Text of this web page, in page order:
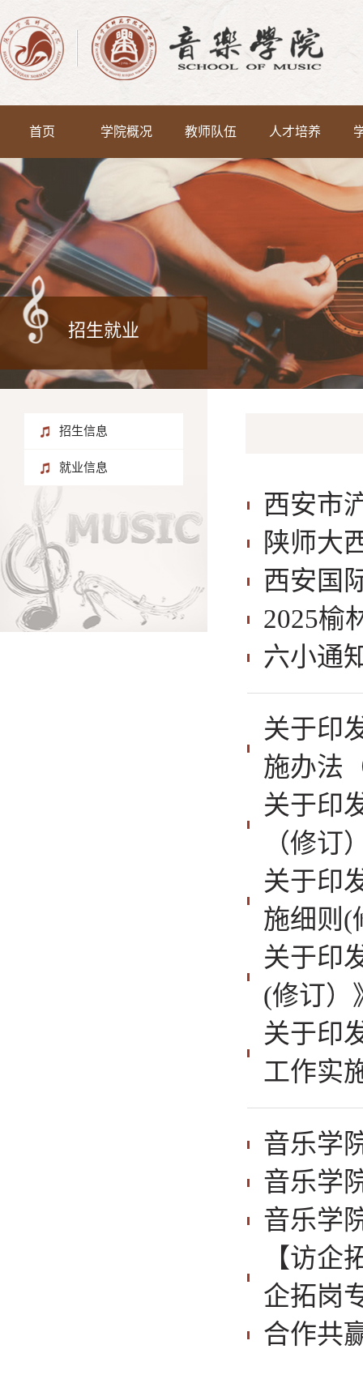
首页 学院概况 教师队伍 人才培养
招生就业
招生信息
就业信息
西安市
陕师大
西安国
2025榆
六小通
关于印
施办法
关于印
（修订
关于印
施细则(
关于印
(修订）
关于印
工作实
音乐学
音乐学
音乐学
【访
企拓岗
合作共